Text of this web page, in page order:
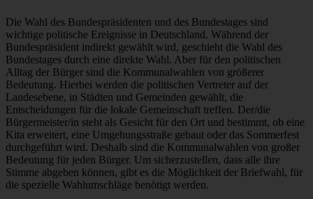
Die Wahl des Bundespräsidenten und des Bundestages sind
wichtige politische Ereignisse in Deutschland. Während der
Bundespräsident indirekt gewählt wird, geschieht die Wahl des
Bundestages durch eine direkte Wahl. Aber für den politischen
Alltag der Bürger sind die Kommunalwahlen von größerer
Bedeutung. Hierbei werden die politischen Vertreter auf der
Landesebene, in Städten und Gemeinden gewählt, die
Entscheidungen für die lokale Gemeinschaft treffen. Der/die
Bürgermeister/in steht als Gesicht für den Ort und bestimmt, ob eine
Kita erweitert, eine Umgehungsstraße gebaut oder das Sommerfest
durchgeführt wird. Deshalb sind die Kommunalwahlen von großer
Bedeutung für jeden Bürger. Um sicherzustellen, dass alle ihre
Stimme abgeben können, gibt es die Möglichkeit der Briefwahl, für
die spezielle Wahlumschläge benötigt werden.